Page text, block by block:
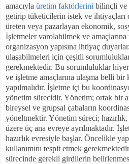
amacıyla üretim faktörlerini bilinçli ve
getirip tüketicilerin istek ve ihtiyaçları
üreten veya pazarlayan ekonomik,
İşletmeler varolabilmek ve
organizasyon yapısına ihtiyaç
ulaşabilmeleri için çeşitli
gerekmektedir. Bu sorumluluklar
ve işletme amaçlarına ulaşma belli
yapılmalıdır. İşletme içi bu
yönetim sürecidir. Yönetim; ortak bir
bireysel ve grupsal çabaların
yöneltmektir. Yönetim süreci;
üzere üç ana evreye ayrılmaktadır.
hazırlık evresiyle başlar. Öncelikle
kullanımını tespit etmek
sürecinde gerekli girdilerin